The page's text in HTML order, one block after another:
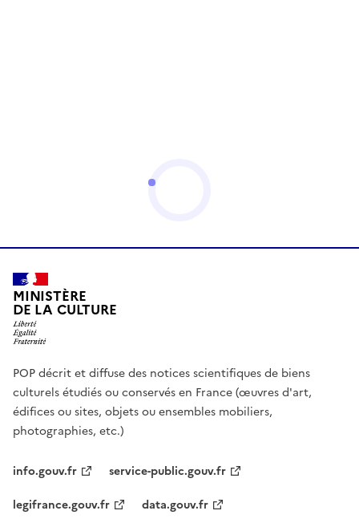
MINISTÈRE
DE LA CULTURE
POP décrit et diffuse des notices scientifiques de biens
culturels étudiés ou conservés en France (œuvres d'art,
édifices ou sites, objets ou ensembles mobiliers,
photographies, etc.)
info.gouv.fr
service-public.gouv.fr
legifrance.gouv.fr
data.gouv.fr